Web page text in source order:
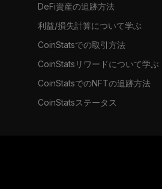
DeFi資産の追跡方法
利益/損失計算について学ぶ
CoinStatsでの取引方法
CoinStatsリワードについて学ぶ
CoinStatsでのNFTの追跡方法
CoinStatsステータス